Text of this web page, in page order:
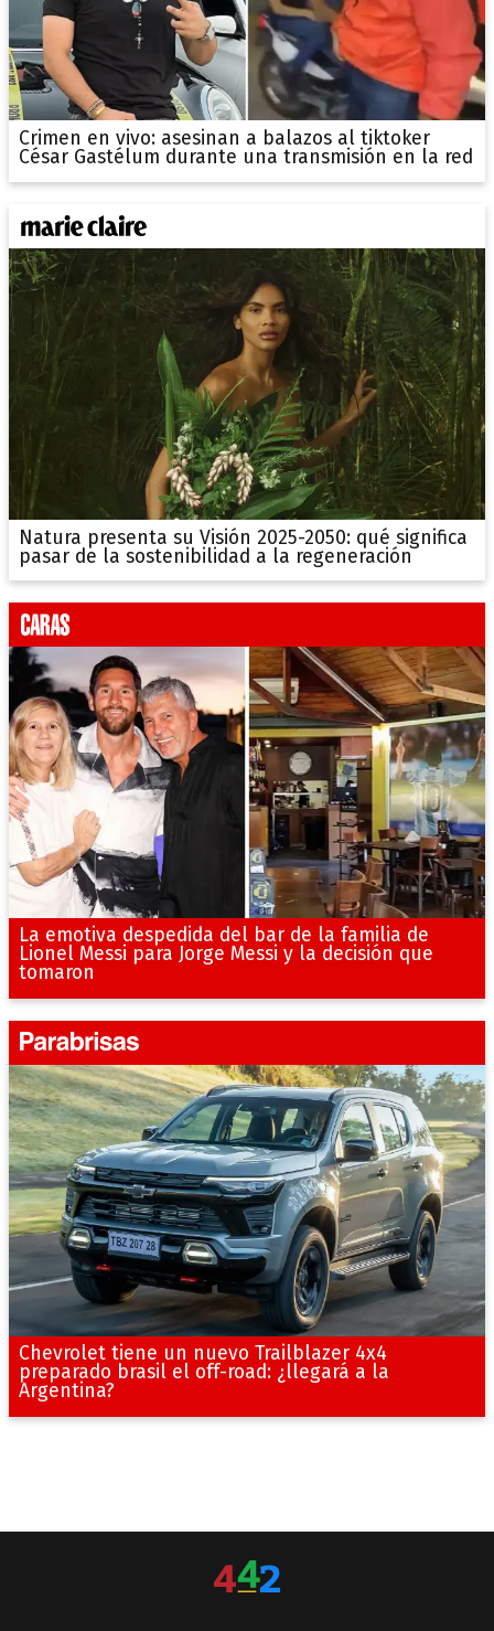
Crimen en vivo: asesinan a balazos al tiktoker
César Gastélum durante una transmisión en la red
Natura presenta su Visión 2025-2050: qué significa
pasar de la sostenibilidad a la regeneración
La emotiva despedida del bar de la familia de
Lionel Messi para Jorge Messi y la decisión que
tomaron
Chevrolet tiene un nuevo Trailblazer 4x4
preparado brasil el off-road: ¿llegará a la
Argentina?